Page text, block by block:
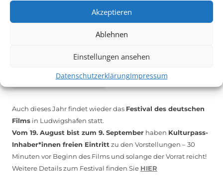
Akzeptieren
Ablehnen
Einstellungen ansehen
DatenschutzerklärungImpressum
Auch dieses Jahr findet wieder das Festival des deutschen
Films in Ludwigshafen statt.
Vom 19. August bist zum 9. September haben Kulturpass-
Inhaber*innen freien Eintritt zu den Vorstellungen – 30
Minuten vor Beginn des Films und solange der Vorrat reicht!
Weitere Details zum Festival finden Sie HIER